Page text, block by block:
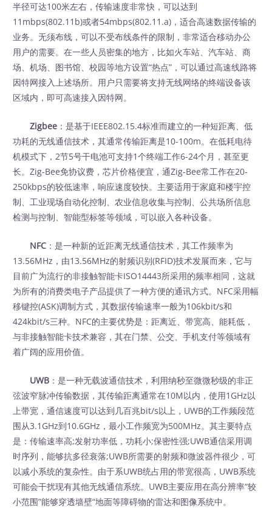
半径可达100米左右，传输速度非常快，可以达到
11mbps(802.11b)或者54mbps(802.11.a)，适合高速数据传输的
业务。无须布线，可以不受布线条件的限制，非常适合移动办公
用户的需要。在一些人员密集的地方，比如火车站、汽车站、商
场、机场、图书馆、校园等地方设置“热点”，可以通过高速线路将
因特网接入上述场所。用户只需要将支持无线网络的终端设备该
区域内，即可高速接入因特网。
Zigbee ：是基于IEEE802.15.4标准而建立的一种短距离、低
功耗的无线通信技术，其通常传输距离是10-100m。在低耗电待
机模式下，2节5号干电池可支持1个终端工作6-24个月，甚至更
长。Zig-Bee免协议费，芯片价格便宜，通Zig-Bee常工作在20-
250kbps的较低速率，响应速度较快。主要适用于家庭和楼宇控
制、工业现场自动化控制、农业信息收集与控制、公共场所信息
检测与控制、智能型标签等领域，可以嵌入各种设备。
NFC ：是一种新的近距离无线通信技术，其工作频率为
13.56MHz，由13.56MHz的射频识别(RFID)技术发展而来，它与
目前广为流行的非接触智能卡ISO14443所采用的频率相同，这就
为所有的消费类电子产品提供了一种方便的通讯方式。NFC采用幅
移键控(ASK)调制方式，其数据传输速率一般为106kbit/s和
424kbit/s三种。NFC的主要优势是：距离近、带宽高、能耗低，
与非接触智能卡技术兼容，其在门禁、公交、手机支付等领域有
着广阔的应用价值。
UWB ：是一种无载波通信技术，利用纳秒至微微秒级的非正
弦波窄脉冲传输数据，其传输距离通常在10M以内，使用1GHz以
上带宽，通信速度可以达到几百兆bit/s以上，UWB的工作频段范
围从3.1GHz到10.6GHz，最小工作频宽为500MHz。其主要特点
是：传输速率高;发射功率低，功耗小;保密性强;UWB通信采用调
时序列，能够抗多径衰落;UWB所需要的射频和微波器件很少，可
以减小系统的复杂性。由于系UWB统占用的带宽很高，UWB系统
可能会干扰现有其他无线通信系统。UWB主要应用在高分辨率“较
小范围”能够穿透墙壁“地面等障碍物的雷达和图像系统中。